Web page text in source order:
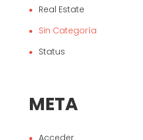
Real Estate
Sin Categoría
Status
META
Acceder